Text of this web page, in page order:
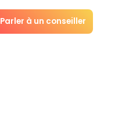
Parler à un conseiller